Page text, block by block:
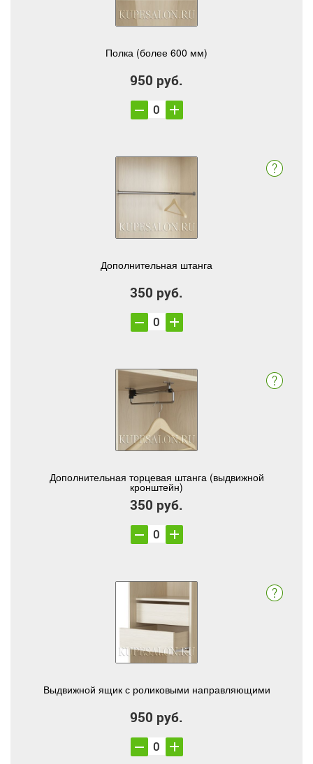
Полка (более 600 мм)
950 руб.
Дополнительная штанга
350 руб.
Дополнительная торцевая штанга (выдвижной
кронштейн)
350 руб.
Выдвижной ящик с роликовыми направляющими
950 руб.